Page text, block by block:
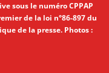
sous le numéro CPPAP
de la loi n°86-897 du
de la presse. Photos :